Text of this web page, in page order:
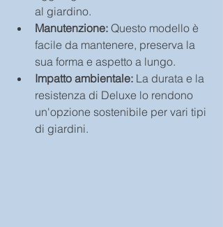
al giardino.
Manutenzione: Questo modello è
facile da mantenere, preserva la
sua forma e aspetto a lungo.
Impatto ambientale: La durata e la
resistenza di Deluxe lo rendono
un'opzione sostenibile per vari tipi
di giardini.